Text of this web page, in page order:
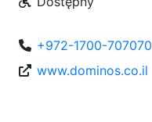
+972-1700-707070
www.dominos.co.il